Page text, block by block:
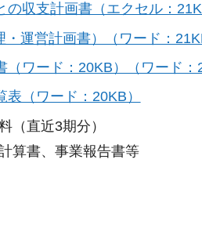
収支計画書（エクセル：
運営計画書）（ワード：
ワード：20KB）（ワード：
（ワード：20KB）
（直近3期分）
算書、事業報告書等